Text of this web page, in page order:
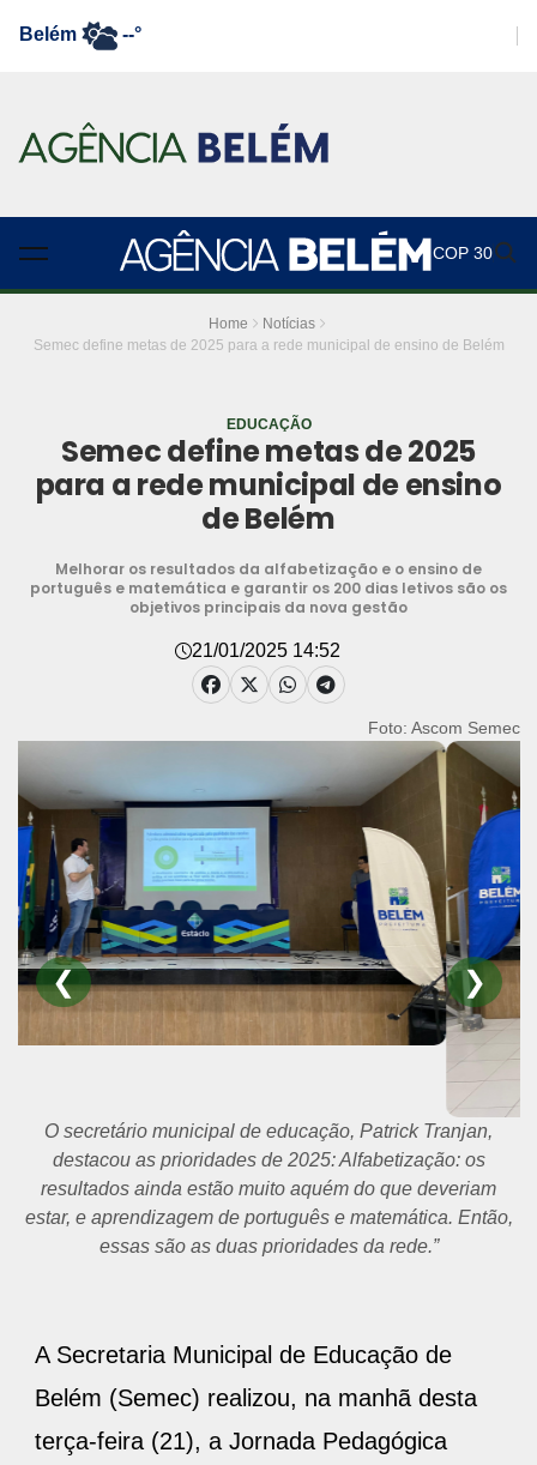
Belém --°
COP 30
Home
Notícias
Semec define metas de 2025 para a rede municipal de ensino de Belém
EDUCAÇÃO
Semec define metas de 2025
para a rede municipal de ensino
de Belém
Melhorar os resultados da alfabetização e o ensino de
português e matemática e garantir os 200 dias letivos são os
objetivos principais da nova gestão
21/01/2025 14:52
Foto: Ascom Semec
❮ ❯
O secretário municipal de educação, Patrick Tranjan,
destacou as prioridades de 2025: Alfabetização: os
resultados ainda estão muito aquém do que deveriam
estar, e aprendizagem de português e matemática. Então,
essas são as duas prioridades da rede.”
A Secretaria Municipal de Educação de
Belém (Semec) realizou, na manhã desta
terça-feira (21), a Jornada Pedagógica